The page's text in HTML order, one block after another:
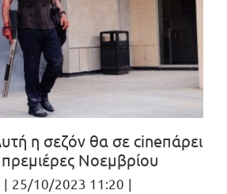
η σεζόν θα σε cineπάρει
πρεμιέρες Νοεμβρίου
| 25/10/2023 11:20 |